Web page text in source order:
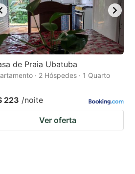
de Praia Ubatuba
· 2 Hóspedes · 1 Quarto
223 /noite
Ver oferta